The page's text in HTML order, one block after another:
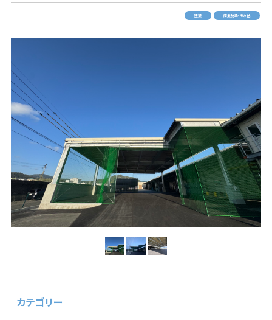
建築 商業施設・その他
カテゴリー